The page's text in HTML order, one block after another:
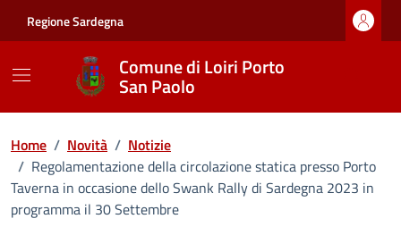
Regione Sardegna
Comune di Loiri Porto
San Paolo
Home / Novità / Notizie
/ Regolamentazione della circolazione statica presso Porto
Taverna in occasione dello Swank Rally di Sardegna 2023 in
programma il 30 Settembre